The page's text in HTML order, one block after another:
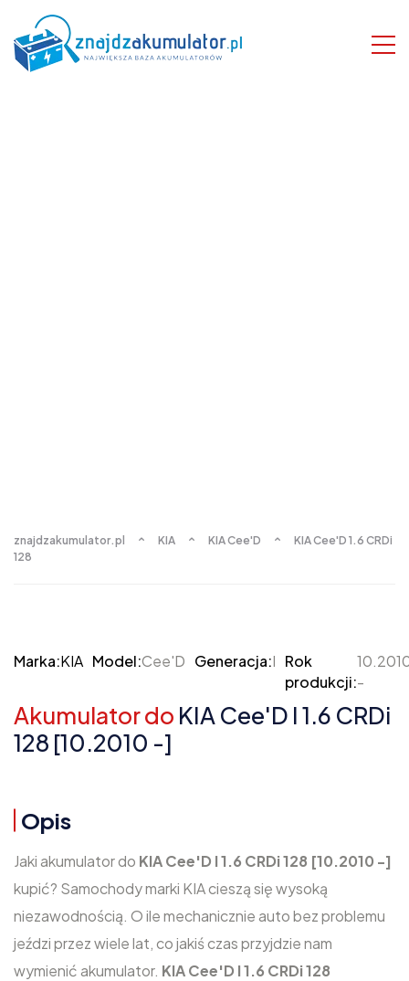
znajdzakumulator.pl KIA KIA Cee'D
KIA Cee'D 1.6 CRDi
128
Marka:KIA Model:Cee'D Generacja:I Rok
produkcji:-
Akumulator do KIA Cee'D I 1.6 CRDi
128 [10.2010 -]
Opis
Jaki akumulator do KIA Cee'D I 1.6 CRDi 128 [10.2010 -]
kupić? Samochody marki KIA cieszą się wysoką
niezawodnością. O ile mechanicznie auto bez problemu
jeździ przez wiele lat, co jakiś czas przyjdzie nam
wymienić akumulator. KIA Cee'D I 1.6 CRDi 128